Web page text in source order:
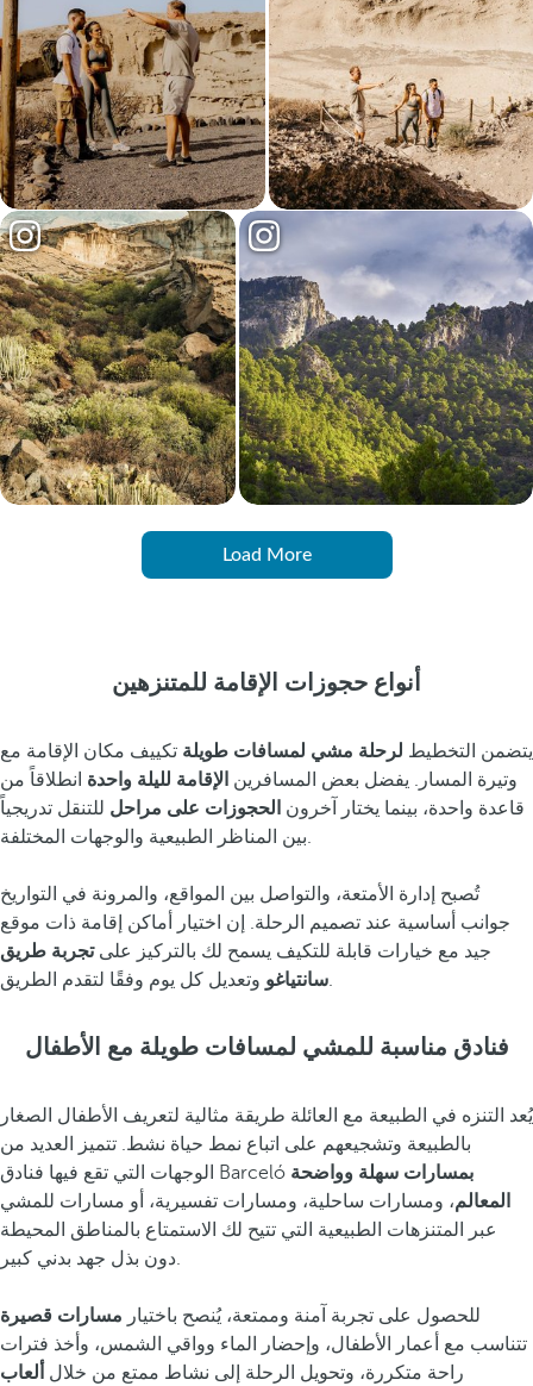
Load More
أنواع حجوزات الإقامة للمتنزهين
يتضمن التخطيط لرحلة مشي لمسافات طويلة تكييف مكان الإقامة مع
وتيرة المسار. يفضل بعض المسافرين الإقامة لليلة واحدة انطلاقاً من
قاعدة واحدة، بينما يختار آخرون الحجوزات على مراحل للتنقل تدريجياً
بين المناظر الطبيعية والوجهات المختلفة.
تُصبح إدارة الأمتعة، والتواصل بين المواقع، والمرونة في التواريخ
جوانب أساسية عند تصميم الرحلة. إن اختيار أماكن إقامة ذات موقع
جيد مع خيارات قابلة للتكيف يسمح لك بالتركيز علىتجربة طريق
سانتياغووتعديل كل يوم وفقًا لتقدم الطريق.
فنادق مناسبة للمشي لمسافات طويلة مع الأطفال
يُعد التنزه في الطبيعة مع العائلة طريقة مثالية لتعريف الأطفال الصغار
بالطبيعة وتشجيعهم على اتباع نمط حياة نشط. تتميز العديد من
الوجهات التي تقع فيها فنادق Barceló بمسارات سهلة وواضحة
المعالم، ومسارات ساحلية، ومسارات تفسيرية، أو مسارات للمشي
عبر المتنزهات الطبيعية التي تتيح لك الاستمتاع بالمناطق المحيطة
دون بذل جهد بدني كبير.
للحصول على تجربة آمنة وممتعة، يُنصح باختيار مسارات قصيرة
تتناسب مع أعمار الأطفال، وإحضار الماء وواقي الشمس، وأخذ فترات
راحة متكررة، وتحويل الرحلة إلى نشاط ممتع من خلال ألعاب